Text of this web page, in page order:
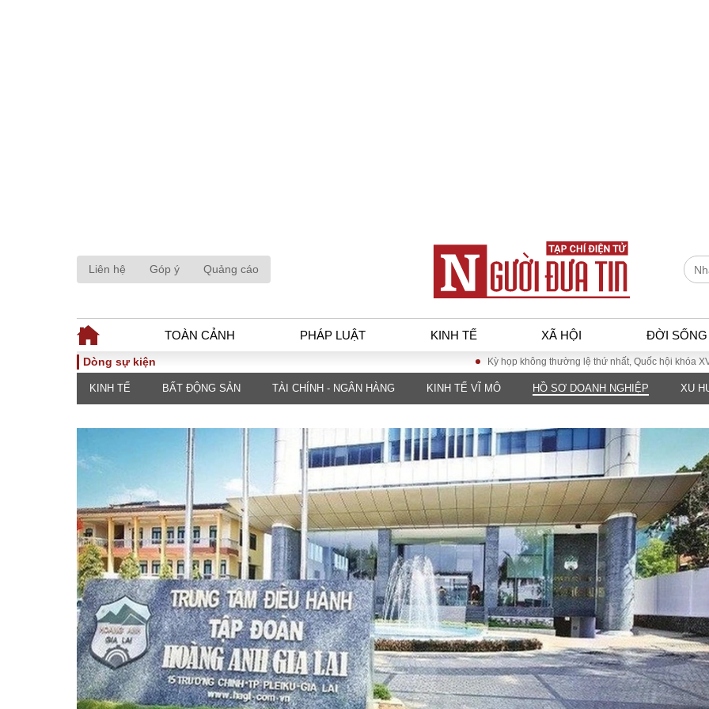
Liên hệ Góp ý Quảng cáo
TOÀN CẢNH PHÁP LUẬT KINH TẾ XÃ HỘI ĐỜI SỐNG
TOÀN CẢNH
Chính sách
Đối thoại
Thế giới
PHÁP LUẬT
Góc nhìn luật gia
Hồ sơ điều tra
Tiếng nói công dân
An ninh - Hình sự
KINH TẾ
Tài chính - Ngân
hàng
Kinh tế vĩ mô
Hồ sơ doanh
nghiệp
Xu hướng thị
trường
Tiêu dùng và dư
luận
Công nghệ
XÃ HỘI
Văn hoá
Môi
Giao
ĐA CHIỀU
Quan điểm
INFOCUS
Dòng sự kiện Kỳ họp không thường lệ thứ nhất, Quốc hội khóa XVI
KINH TẾ BẤT ĐỘNG SẢN TÀI CHÍNH - NGÂN HÀNG KINH TẾ VĨ MÔ HỒ SƠ DOANH NGHIỆP XU